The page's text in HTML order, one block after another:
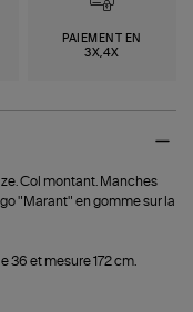
PAIEMENT EN
3X,4X
Col montant. Manches
"Marant" en gomme sur la
36 et mesure 172 cm.